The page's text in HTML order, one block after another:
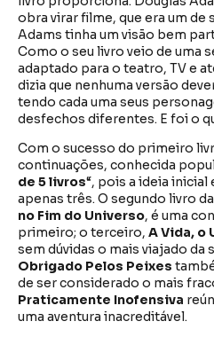
obra virar filme, que era um de
Adams tinha um visão bem
Como o seu livro veio de uma
adaptado para o teatro, TV e
dizia que nenhuma versão
tendo cada uma seus
desfechos diferentes. E foi o
Com o sucesso do primeiro
continuações, conhecida
de 5 livros“, pois a ideia
apenas três. O segundo livro
no Fim do Universo, é uma
primeiro; o terceiro, A Vida, o
sem dúvidas o mais viajado da
Obrigado Pelos Peixes
de ser considerado o mais
Praticamente Inofensiva
uma aventura inacreditável.